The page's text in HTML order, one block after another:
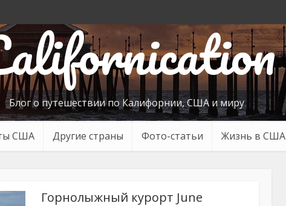
Блог о путешествии по Калифорнии, США и миру
США Другие страны Фото-статьи Жизнь в США
Горнолыжный курорт June